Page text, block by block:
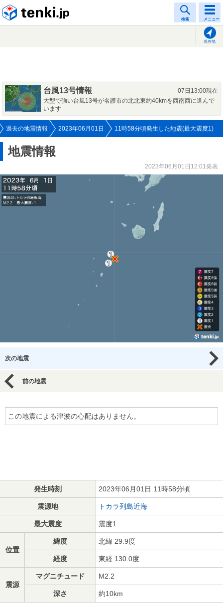
検索 メニュー
現在地
台風13号情報
07日13:00現在
大型で強い台風13号が名護市の北北東約40kmを西南西に進んで
います
過去の地震情報 2023年06月01日 11時58分頃発生した地震(最大震度1)
地震情報
2023年06月01日12:01発表
次の地震
前の地震
この地震による津波の心配はありません。
発生時刻 2023年06月01日 11時58分頃
震源地 トカラ列島近海
最大震度 震度1
位置
緯度 北緯 29.9度
経度 東経 130.0度
震源
マグニチュード M2.2
深さ 約10km